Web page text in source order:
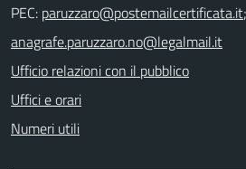
PEC:
;
Ufficio relazioni con il pubblico
Uffici e orari
Numeri utili